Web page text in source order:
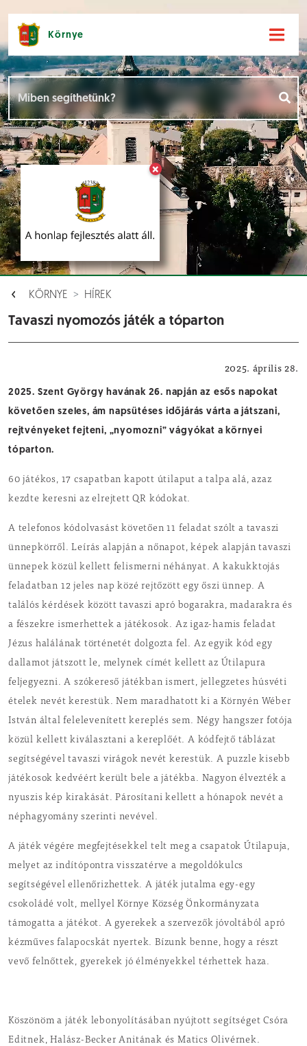
×
Környe
KÖRNYE HÍREK
Tavaszi nyomozós játék a tóparton
2025. április 28.
2025. Szent György havának 26. napján az esős napokat
követően szeles, ám napsütéses időjárás várta a játszani,
rejtvényeket fejteni, „nyomozni” vágyókat a környei
tóparton.
60 játékos, 17 csapatban kapott útilaput a talpa alá, azaz
kezdte keresni az elrejtett QR kódokat.
A telefonos kódolvasást követően 11 feladat szólt a tavaszi
ünnepkörről. Leírás alapján a nőnapot, képek alapján tavaszi
ünnepek közül kellett felismerni néhányat. A kakukktojás
feladatban 12 jeles nap közé rejtőzött egy őszi ünnep. A
találós kérdések között tavaszi apró bogarakra, madarakra és
a fészekre ismerhettek a játékosok. Az igaz-hamis feladat
Jézus halálának történetét dolgozta fel. Az egyik kód egy
dallamot játszott le, melynek címét kellett az Útilapura
feljegyezni. A szókereső játékban ismert, jellegzetes húsvéti
ételek nevét kerestük. Nem maradhatott ki a Környén Wéber
István által felelevenített kereplés sem. Négy hangszer fotója
közül kellett kiválasztani a kereplőét. A kódfejtő táblázat
segítségével tavaszi virágok nevét kerestük. A puzzle kisebb
játékosok kedvéért került bele a játékba. Nagyon élvezték a
nyuszis kép kirakását. Párosítani kellett a hónapok nevét a
néphagyomány szerinti nevével.
A játék végére megfejtésekkel telt meg a csapatok Útilapuja,
melyet az indítópontra visszatérve a megoldókulcs
segítségével ellenőrizhettek. A játék jutalma egy-egy
csokoládé volt, mellyel Környe Község Önkormányzata
támogatta a játékot. A gyerekek a szervezők jóvoltából apró
kézműves falapocskát nyertek. Bízunk benne, hogy a részt
vevő felnőttek, gyerekek jó élményekkel térhettek haza.
Köszönöm a játék lebonyolításában nyújtott segítséget Csóra
Editnek, Halász-Becker Anitának és Matics Olivérnek.
Hírek [
Események []
Dokumentumok []
Aloldalak [ ]